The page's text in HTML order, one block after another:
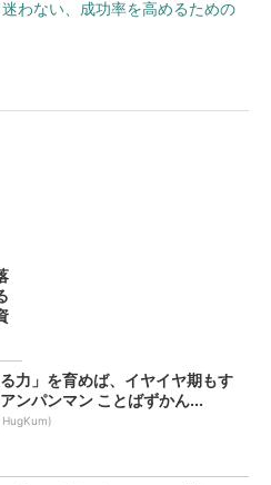
わない、成功率を高めるための
る力」を育めば、イヤイヤ期もす
ンパンマン ことばずかん...
HugKum)